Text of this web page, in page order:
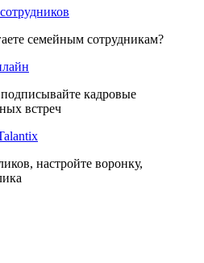
семейным сотрудникам?
кадровые
встреч
настройте воронку,